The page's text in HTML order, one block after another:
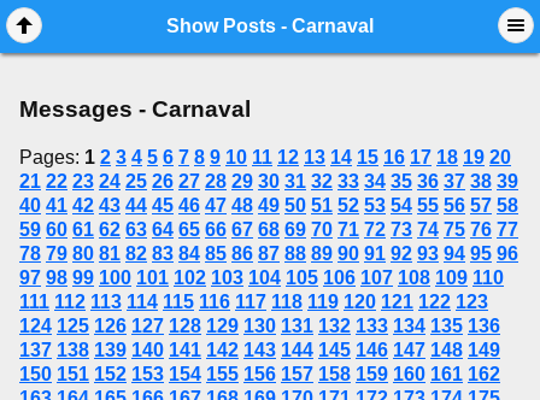
Show Posts - Carnaval
Messages - Carnaval
Pages: 1 2 3 4 5 6 7 8 9 10 11 12 13 14 15 16 17 18 19 20
21 22 23 24 25 26 27 28 29 30 31 32 33 34 35 36 37 38 39
40 41 42 43 44 45 46 47 48 49 50 51 52 53 54 55 56 57 58
59 60 61 62 63 64 65 66 67 68 69 70 71 72 73 74 75 76 77
78 79 80 81 82 83 84 85 86 87 88 89 90 91 92 93 94 95 96
97 98 99 100 101 102 103 104 105 106 107 108 109 110
111 112 113 114 115 116 117 118 119 120 121 122 123
124 125 126 127 128 129 130 131 132 133 134 135 136
137 138 139 140 141 142 143 144 145 146 147 148 149
150 151 152 153 154 155 156 157 158 159 160 161 162